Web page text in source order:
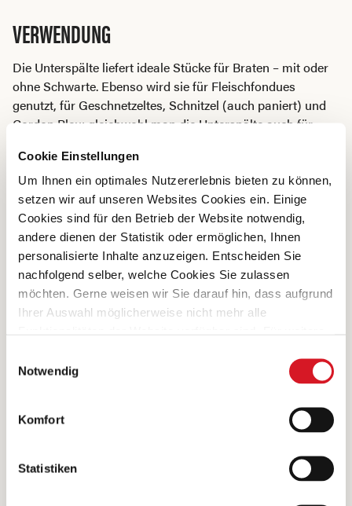
Cookie Einstellungen
Um Ihnen ein optimales Nutzererlebnis bieten zu können,
setzen wir auf unseren Websites Cookies ein. Einige
Cookies sind für den Betrieb der Website notwendig,
andere dienen der Statistik oder ermöglichen, Ihnen
personalisierte Inhalte anzuzeigen. Entscheiden Sie
nachfolgend selber, welche Cookies Sie zulassen
möchten. Gerne weisen wir Sie darauf hin, dass aufgrund
Ihrer Auswahl möglicherweise nicht mehr alle
Datenschutzerklärung und Cookie Policy.
Notwendig
Komfort
Statistiken
VERWENDUNG
Die Unterspälte liefert ideale Stücke für Braten – mit oder
ohne Schwarte. Ebenso wird sie für Fleischfondues
genutzt, für Geschnetzeltes, Schnitzel (auch paniert) und
Cordon Bleu; gleichwohl man die Unterspälte auch für
diverse Schinkenprodukte Verwendung (gekocht und roh).
BRATEN